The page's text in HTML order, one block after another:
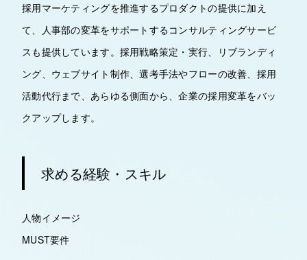
採用マーケティングを推進するプロダクトの提供に加え
て、人事部の変革をサポートするコンサルティングサービ
スも提供しています。採用戦略策定・実行、リブランディ
ング、ウェブサイト制作、選考手法やフローの改善、採用
活動代行まで、あらゆる側面から、企業の採用変革をバッ
クアップします。
求める経験・スキル
人物イメージ
MUST要件